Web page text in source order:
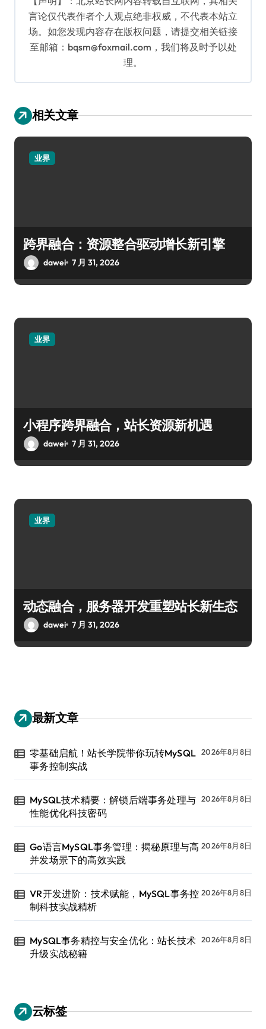
言论仅代表作者个人观点绝非权威，不代表本站立
场。如您发现内容存在版权问题，请提交相关链接
至邮箱：bqsm@foxmail.com，我们将及时予以处
理。
相关文章
业界
跨界融合：资源整合驱动增长新引擎
dawei 7 月 31, 2026
业界
小程序跨界融合，站长资源新机遇
dawei 7 月 31, 2026
业界
动态融合，服务器开发重塑站长新生态
dawei 7 月 31, 2026
最新文章
零基础启航！站长学院带你玩转MySQL
事务控制实战
2026年8月8日
MySQL技术精要：解锁后端事务处理与
性能优化科技密码
2026年8月8日
Go语言MySQL事务管理：揭秘原理与高
并发场景下的高效实践
2026年8月8日
VR开发进阶：技术赋能，MySQL事务控
制科技实战精析
2026年8月8日
MySQL事务精控与安全优化：站长技术
升级实战秘籍
2026年8月8日
云标签